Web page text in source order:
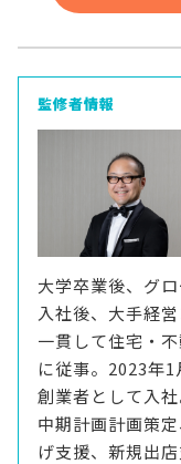
監修者情報
大学卒業後、グ
入社後、大手経
一貫して住宅・
に従事。2023年
創業者として入社
中期計画計画策
げ支援、新規出